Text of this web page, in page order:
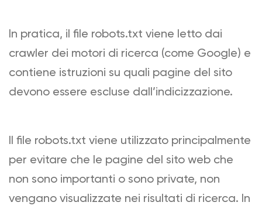
In pratica, il file robots.txt viene letto dai
crawler dei motori di ricerca (come Google) e
contiene istruzioni su quali pagine del sito
devono essere escluse dall’indicizzazione.
Il file robots.txt viene utilizzato principalmente
per evitare che le pagine del sito web che
non sono importanti o sono private, non
vengano visualizzate nei risultati di ricerca. In